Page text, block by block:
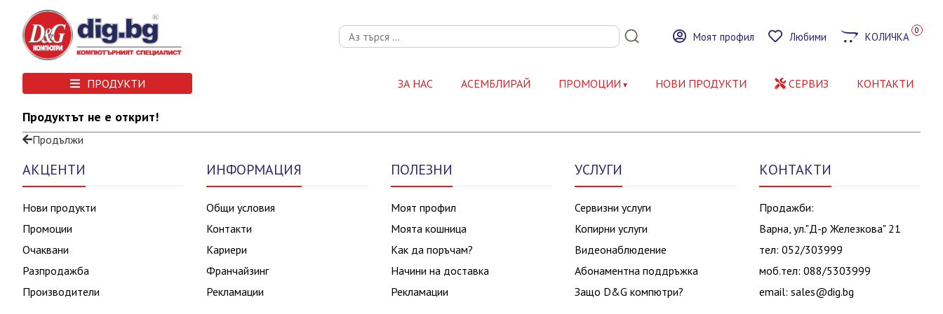
Моят профил Любими КОЛИЧКА 0
ПРОДУКТИ ЗА НАС АСЕМБЛИРАЙ ПРОМОЦИИ НОВИ ПРОДУКТИ СЕРВИЗ КОНТАКТИ
Продуктът не е открит!
Продължи
АКЦЕНТИ
Нови продукти
Промоции
Очаквани
Разпродажба
Производители
ИНФОРМАЦИЯ
Общи условия
Контакти
Кариери
Франчайзинг
Рекламации
ПОЛЕЗНИ
Моят профил
Моята кошница
Как да поръчам?
Начини на доставка
Рекламации
УСЛУГИ
Сервизни услуги
Копирни услуги
Видеонаблюдение
Абонаментна поддръжка
Защо D&G компютри?
КОНТАКТИ
Продажби:
Варна, ул."Д-р Железкова" 21
тел: 052/303999
моб.тел: 088/5303999
email: sales@dig.bg